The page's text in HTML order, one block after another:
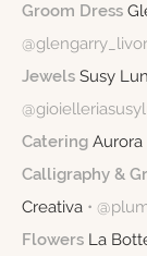
Groom Dress
Jewels Susy
Catering Aurora
Calligraphy &
Creativa •
Flowers La